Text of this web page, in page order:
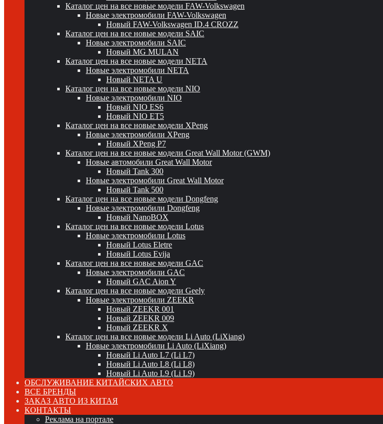
Каталог цен на все новые модели FAW-Volkswagen
Новые электромобили FAW-Volkswagen
Новый FAW-Volkswagen ID.4 CROZZ
Каталог цен на все новые модели SAIC
Новые электромобили SAIC
Новый MG MULAN
Каталог цен на все новые модели NETA
Новые электромобили NETA
Новый NETA U
Каталог цен на все новые модели NIO
Новые электромобили NIO
Новый NIO ES6
Новый NIO ET5
Каталог цен на все новые модели XPeng
Новые электромобили XPeng
Новый XPeng P7
Каталог цен на все новые модели Great Wall Motor (GWM)
Новые автомобили Great Wall Motor
Новый Tank 300
Новые электромобили Great Wall Motor
Новый Tank 500
Каталог цен на все новые модели Dongfeng
Новые электромобили Dongfeng
Новый NanoBOX
Каталог цен на все новые модели Lotus
Новые электромобили Lotus
Новый Lotus Eletre
Новый Lotus Evija
Каталог цен на все новые модели GAC
Новые электромобили GAC
Новый GAC Aion Y
Каталог цен на все новые модели Geely
Новые электромобили ZEEKR
Новый ZEEKR 001
Новый ZEEKR 009
Новый ZEEKR X
Каталог цен на все новые модели Li Auto (LiXiang)
Новые электромобили Li Auto (LiXiang)
Новый Li Auto L7 (Li L7)
Новый Li Auto L8 (Li L8)
Новый Li Auto L9 (Li L9)
ОБСЛУЖИВАНИЕ КИТАЙСКИХ АВТО
ВСЕ БРЕНДЫ
ЗАКАЗ АВТО ИЗ КИТАЯ
КОНТАКТЫ
Реклама на портале